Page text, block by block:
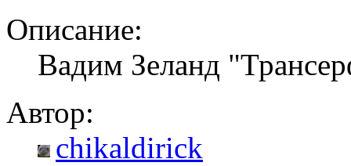
Описание:
Вадим Зеланд
Автор:
chikaldirick